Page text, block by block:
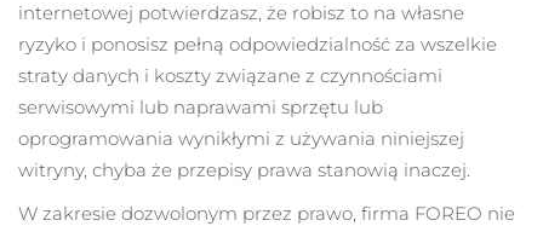
internetowej potwierdzasz, że robisz to na własne
ryzyko i ponosisz pełną odpowiedzialność za wszelkie
straty danych i koszty związane z czynnościami
serwisowymi lub naprawami sprzętu lub
oprogramowania wynikłymi z używania niniejszej
witryny, chyba że przepisy prawa stanowią inaczej.
W zakresie dozwolonym przez prawo, firma FOREO nie